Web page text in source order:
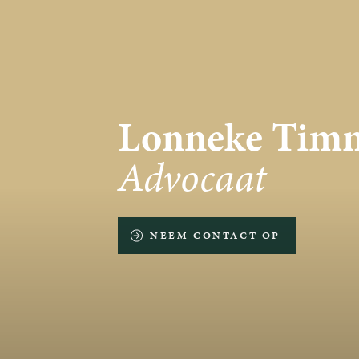
Lonneke
Advocaat
NEEM CONTACT OP